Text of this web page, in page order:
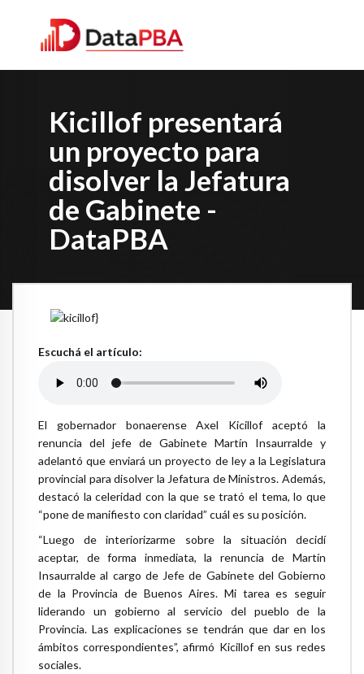
Kicillof presentará
un proyecto para
disolver la Jefatura
de Gabinete -
DataPBA
Escuchá el artículo:
El gobernador bonaerense Axel Kicillof aceptó la
renuncia del jefe de Gabinete Martín Insaurralde y
adelantó que enviará un proyecto de ley a la Legislatura
provincial para disolver la Jefatura de Ministros. Además,
destacó la celeridad con la que se trató el tema, lo que
“pone de manifiesto con claridad” cuál es su posición.
“Luego de interiorizarme sobre la situación decidí
aceptar, de forma inmediata, la renuncia de Martín
Insaurralde al cargo de Jefe de Gabinete del Gobierno
de la Provincia de Buenos Aires. Mi tarea es seguir
liderando un gobierno al servicio del pueblo de la
Provincia. Las explicaciones se tendrán que dar en los
ámbitos correspondientes”, afirmó Kicillof en sus redes
sociales.